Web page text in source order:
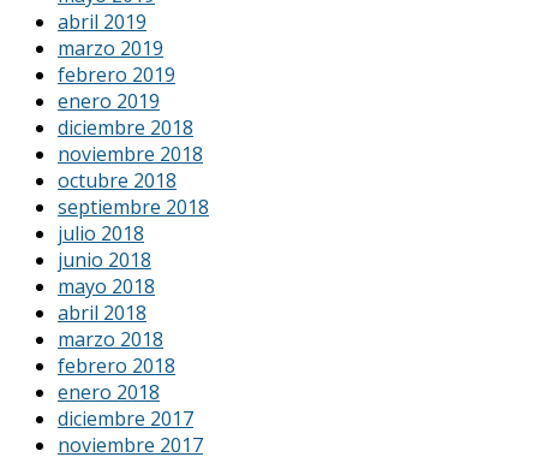
abril 2019
marzo 2019
febrero 2019
enero 2019
diciembre 2018
noviembre 2018
octubre 2018
septiembre 2018
julio 2018
junio 2018
mayo 2018
abril 2018
marzo 2018
febrero 2018
enero 2018
diciembre 2017
noviembre 2017